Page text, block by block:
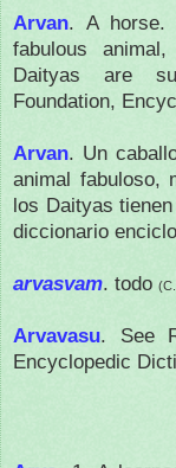
Arvan. A horse.
fabulous
Daityas are
Foundation,
Arvan. Un
animal fabuloso,
los Daityas
diccionario
arvasvam. todo
Arvavasu. See
Encyclopedic